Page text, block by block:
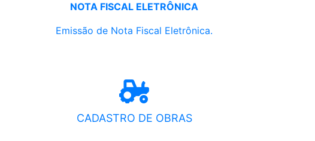
NOTA FISCAL ELETRÔNICA
Emissão de Nota Fiscal Eletrônica.
CADASTRO DE OBRAS